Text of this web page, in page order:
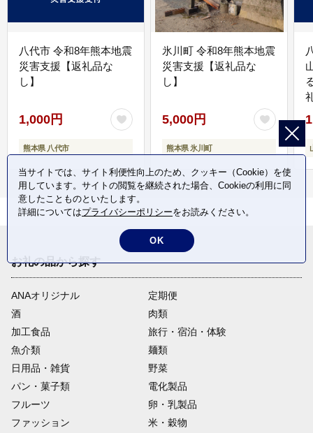
八代市 令和8年熊本地震
災害支援【返礼品な
し】
1,000円
熊本県 八代市
氷川町 令和8年熊本地震
災害支援【返礼品な
し】
5,000円
熊本県 氷川町
お礼の品から探す
ANAオリジナル
定期便
酒
肉類
加工食品
旅行・宿泊・体験
魚介類
麺類
日用品・雑貨
野菜
パン・菓子類
電化製品
フルーツ
卵・乳製品
ファッション
米・穀物
当サイトでは、サイト利便性向上のため、クッキー（Cookie）を使
用しています。サイトの閲覧を継続された場合、Cookieの利用に同
意したことものといたします。
詳細についてはプライバシーポリシーをお読みください。
OK